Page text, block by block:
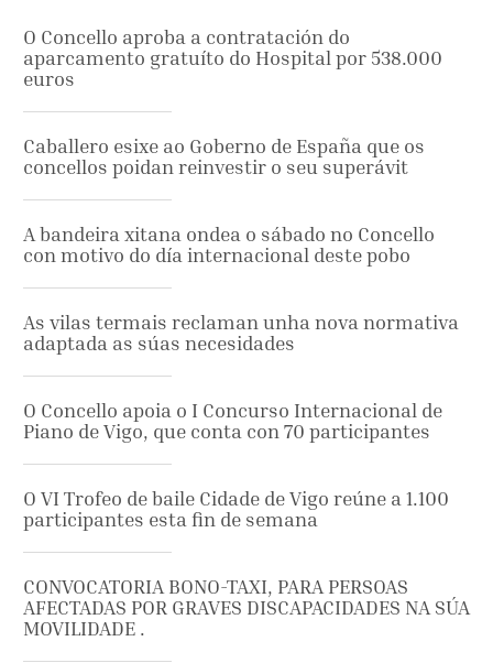
O Concello aproba a contratación do
aparcamento gratuíto do Hospital por 538.000
euros
Caballero esixe ao Goberno de España que os
concellos poidan reinvestir o seu superávit
A bandeira xitana ondea o sábado no Concello
con motivo do día internacional deste pobo
As vilas termais reclaman unha nova normativa
adaptada as súas necesidades
O Concello apoia o I Concurso Internacional de
Piano de Vigo, que conta con 70 participantes
O VI Trofeo de baile Cidade de Vigo reúne a 1.100
participantes esta fin de semana
CONVOCATORIA BONO-TAXI, PARA PERSOAS
AFECTADAS POR GRAVES DISCAPACIDADES NA SÚA
MOVILIDADE .